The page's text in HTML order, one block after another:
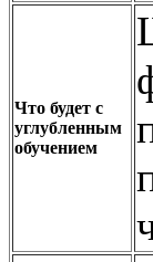
Что будет с
углубленным
обучением